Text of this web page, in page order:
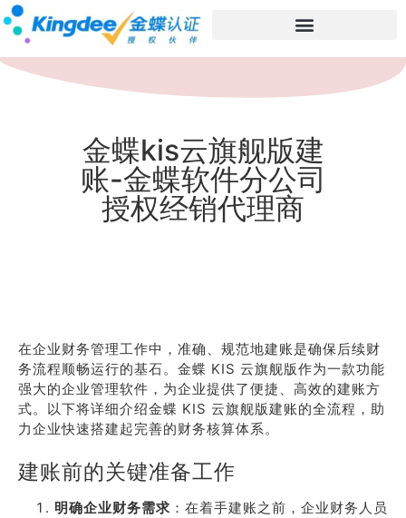
金蝶kis云旗舰版建
账-金蝶软件分公司
授权经销代理商
在企业财务管理工作中，准确、规范地建账是确保后续财
务流程顺畅运行的基石。金蝶 KIS 云旗舰版作为一款功能
强大的企业管理软件，为企业提供了便捷、高效的建账方
式。以下将详细介绍金蝶 KIS 云旗舰版建账的全流程，助
力企业快速搭建起完善的财务核算体系。
建账前的关键准备工作
明确企业财务需求 ：在着手建账之前，企业财务人员